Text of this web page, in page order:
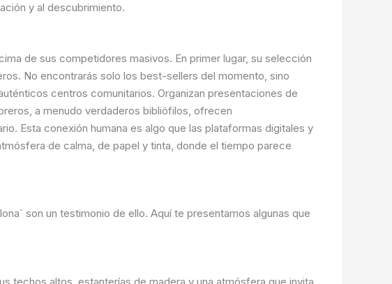
y al descubrimiento.
de sus competidores masivos. En primer lugar, su selección
No encontrarás solo los best-sellers del momento, sino
centros comunitarios. Organizan presentaciones de
a menudo verdaderos bibliófilos, ofrecen
Esta conexión humana es algo que las plataformas digitales y
de calma, de papel y tinta, donde el tiempo parece
son un testimonio de ello. Aquí te presentamos algunas que
techos altos, estanterías de madera y una atmósfera que invita